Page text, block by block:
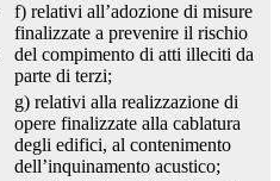
f) relativi all’adozione di misure
finalizzate a prevenire il rischio
del compimento di atti illeciti da
parte di terzi;
g) relativi alla realizzazione di
opere finalizzate alla cablatura
degli edifici, al contenimento
dell’inquinamento acustico;